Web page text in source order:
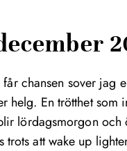
chansen sover jag
helg. En trötthet som
lördagsmorgon och
trots att wake up